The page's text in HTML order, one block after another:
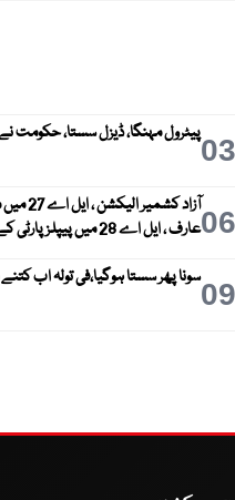
03پیٹرول مہنگا، ڈیزل سستا، حکومت
06
آزاد
عارف ، ایل اے 28 میں پیپلز پارٹی کے بازل نقوی کامیاب
09سونا پھر سستا ہوگیا،فی تولہ اب